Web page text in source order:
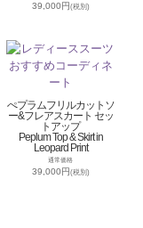
39,000円(税別)
ぺプラムフリルカットソ
ー&フレアスカート セッ
トアップ
Peplum Top & Skirt in
Leopard Print
通常価格
39,000円(税別)